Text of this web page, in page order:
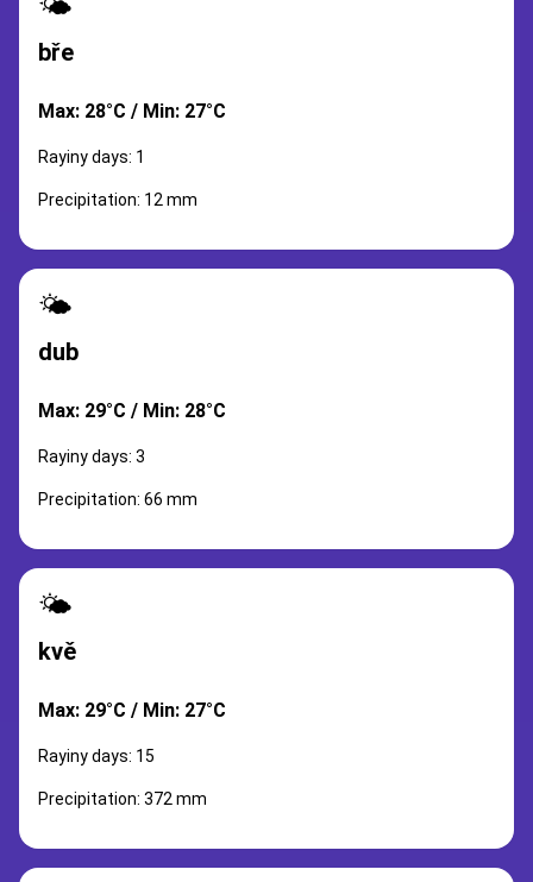
🌤️
bře
Max: 28°C / Min: 27°C
Rayiny days: 1
Precipitation: 12 mm
🌤️
dub
Max: 29°C / Min: 28°C
Rayiny days: 3
Precipitation: 66 mm
🌤️
kvě
Max: 29°C / Min: 27°C
Rayiny days: 15
Precipitation: 372 mm